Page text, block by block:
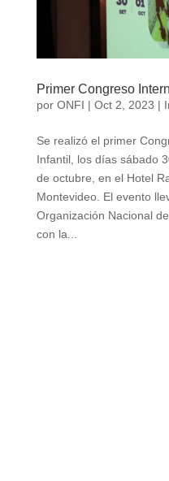
Primer Congreso
por ONFI | Oct 2, 2023 |
Se realizó el primer
Infantil, los días sábado
de octubre, en el Hotel
Montevideo. El evento
Organización Nacional
con la...